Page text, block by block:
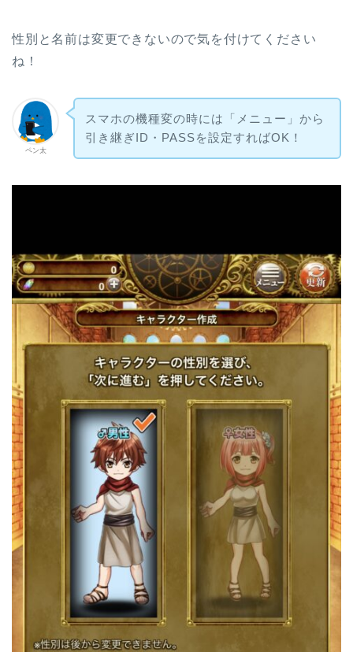
性別と名前は変更できないので気を付けてください
ね！
ペン太
スマホの機種変の時には「メニュー」から
引き継ぎID・PASSを設定すればOK！